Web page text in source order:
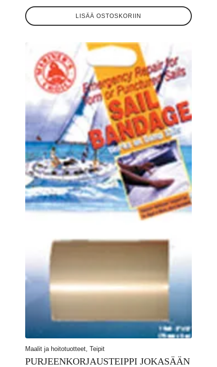
LISÄÄ OSTOSKORIIN
Maalit ja hoitotuotteet, Teipit
PURJEENKORJAUSTEIPPI JOKASÄÄN